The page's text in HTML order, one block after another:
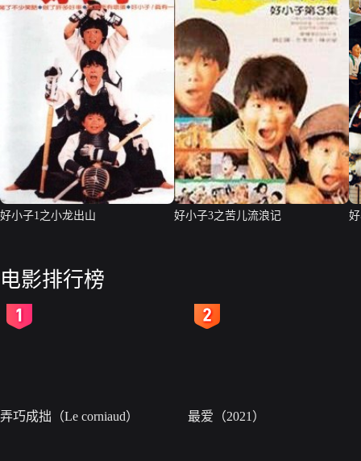
好小子1之小龙出山 好小子3之苦儿流浪记
电影排行榜
弄巧成拙（Le corniaud） 最爱（2021）